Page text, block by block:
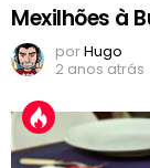
Mexilhões à
porHugo
2 anos atrás